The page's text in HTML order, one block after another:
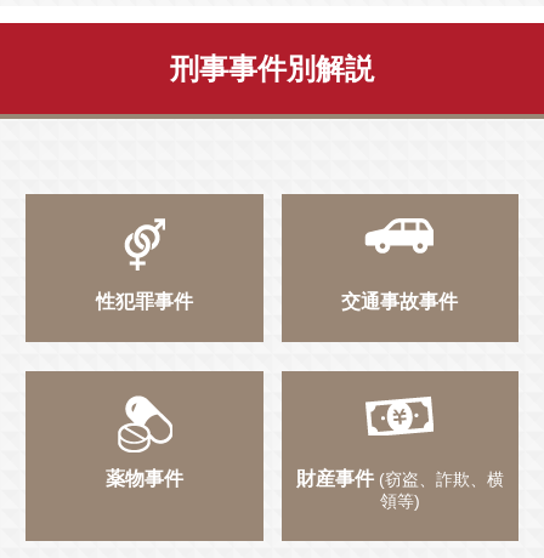
刑事事件別解説
性犯罪事件 交通事故事件
薬物事件 財産事件 (窃盗、詐欺、横
領等)